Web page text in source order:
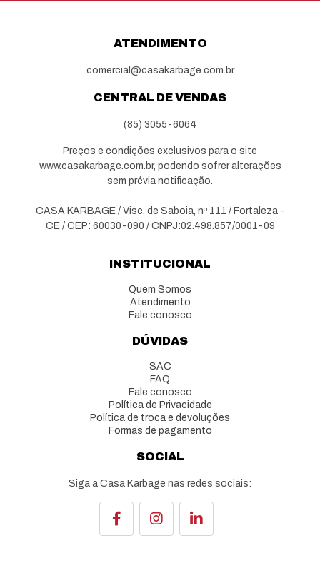
ATENDIMENTO
comercial@casakarbage.com.br
CENTRAL DE VENDAS
(85) 3055-6064
Preços e condições exclusivos para o site
www.casakarbage.com.br, podendo sofrer alterações
sem prévia notificação.
CASA KARBAGE / Visc. de Saboia, nº 111 / Fortaleza -
CE / CEP: 60030-090 / CNPJ:02.498.857/0001-09
INSTITUCIONAL
Quem Somos
Atendimento
Fale conosco
DÚVIDAS
SAC
FAQ
Fale conosco
Política de Privacidade
Política de troca e devoluções
Formas de pagamento
SOCIAL
Siga a Casa Karbage nas redes sociais: